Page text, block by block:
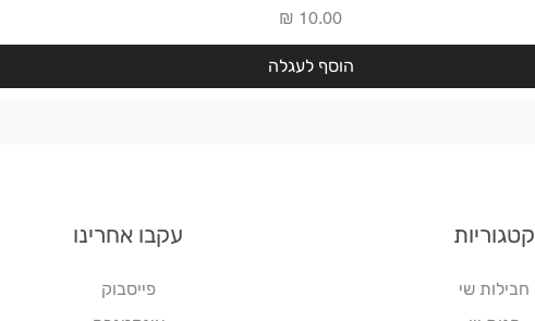
מחיר
הוסף לעגלה
עקבו אחרינו
פייסבוק
קטגוריות
חבילות שי